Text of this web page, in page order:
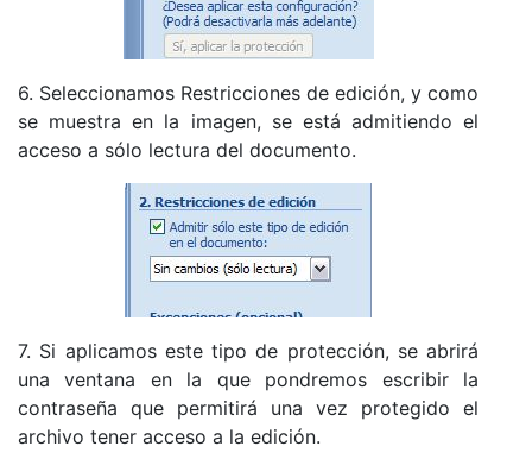
6. Seleccionamos Restricciones de edición, y como
se muestra en la imagen, se está admitiendo el
acceso a sólo lectura del documento.
7. Si aplicamos este tipo de protección, se abrirá
una ventana en la que pondremos escribir la
contraseña que permitirá una vez protegido el
archivo tener acceso a la edición.